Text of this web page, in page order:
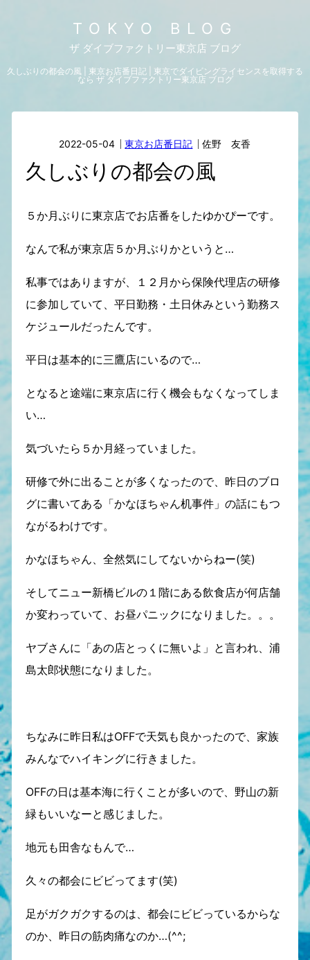
TOKYO BLOG
ザ ダイブファクトリー東京店 ブログ
久しぶりの都会の風 | 東京お店番日記 | 東京でダイビングライセンスを取得する
なら ザ ダイブファクトリー東京店 ブログ
2022-05-04 東京お店番日記 佐野 友香
久しぶりの都会の風
５か月ぶりに東京店でお店番をしたゆかぴーです。
なんで私が東京店５か月ぶりかというと…
私事ではありますが、１２月から保険代理店の研修
に参加していて、平日勤務・土日休みという勤務ス
ケジュールだったんです。
平日は基本的に三鷹店にいるので…
となると途端に東京店に行く機会もなくなってしま
い…
気づいたら５か月経っていました。
研修で外に出ることが多くなったので、昨日のブロ
グに書いてある「かなほちゃん机事件」の話にもつ
ながるわけです。
かなほちゃん、全然気にしてないからねー(笑)
そしてニュー新橋ビルの１階にある飲食店が何店舗
か変わっていて、お昼パニックになりました。。。
ヤブさんに「あの店とっくに無いよ」と言われ、浦
島太郎状態になりました。
ちなみに昨日私はOFFで天気も良かったので、家族
みんなでハイキングに行きました。
OFFの日は基本海に行くことが多いので、野山の新
緑もいいなーと感じました。
地元も田舎なもんで…
久々の都会にビビってます(笑)
足がガクガクするのは、都会にビビっているからな
のか、昨日の筋肉痛なのか…(^^;